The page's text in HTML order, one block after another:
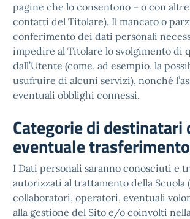
pagine che lo consentono – o con
contatti del Titolare). Il mancato o
conferimento dei dati personali
impedire al Titolare lo svolgimento di
dall’Utente (come, ad esempio, la
usufruire di alcuni servizi), nonché
eventuali obblighi connessi.
Categorie di destinatari
eventuale
I Dati personali saranno conosciuti e
autorizzati al trattamento della Scuola
collaboratori, operatori, eventuali
alla gestione del Sito e/o coinvolti